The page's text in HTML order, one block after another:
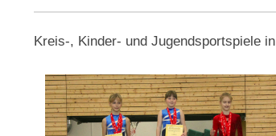
Kreis-, Kinder- und Jugendsportspiele